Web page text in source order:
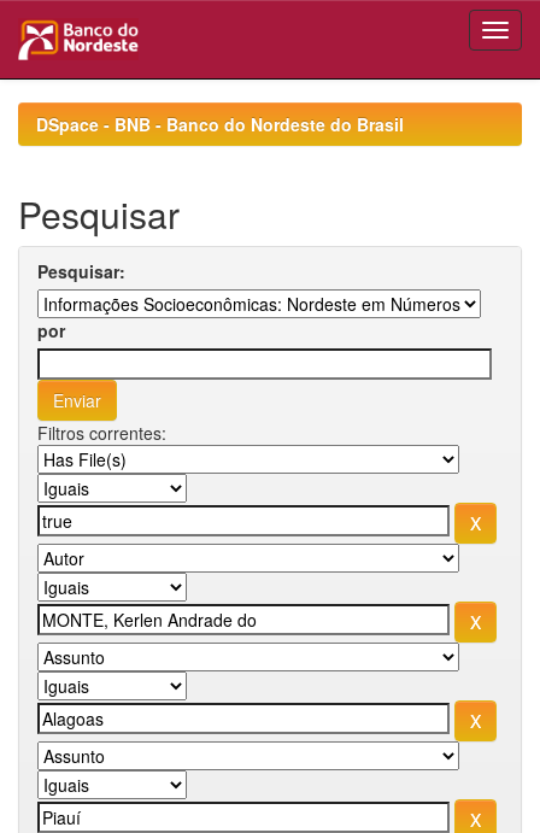
navigationDSpace - BNB - Banco do Nordeste do Brasil
Pesquisar
Pesquisar:
por
Filtros correntes: